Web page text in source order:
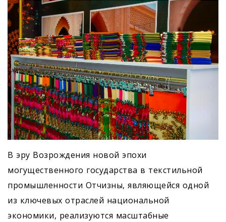
В эру Возрождения новой эпохи
могущественного государства в текстильной
промышленности Отчизны, являющейся одной
из ключевых отраслей национальной
экономики, реализуются масштабные